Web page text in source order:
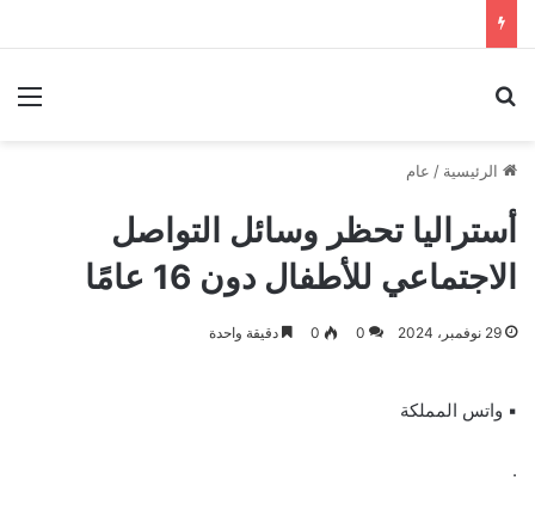
الرئيسية / عام
أستراليا تحظر وسائل التواصل
الاجتماعي للأطفال دون 16 عامًا
29 نوفمبر، 2024 0
0 دقيقة واحدة
▪︎ واتس المملكة
.